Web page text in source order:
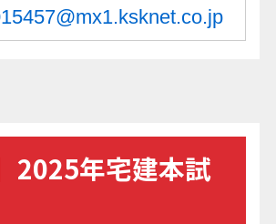
2025年宅建本試